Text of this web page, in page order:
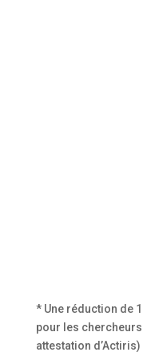
* Une réduction de
pour les
attestation